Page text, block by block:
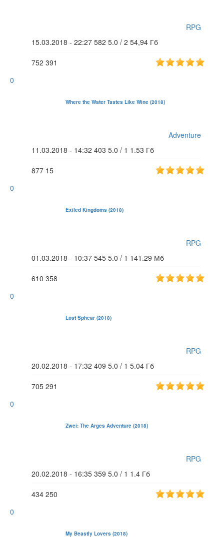
RPG
15.03.2018 - 22:27 582 5.0 / 2 54,94 Гб
752 391
0
Where the Water Tastes Like Wine (2018)
Adventure
11.03.2018 - 14:32 403 5.0 / 1 1.53 Гб
877 15
0
Exiled Kingdoms (2018)
RPG
01.03.2018 - 10:37 545 5.0 / 1 141.29 Мб
610 358
0
Lost Sphear (2018)
RPG
20.02.2018 - 17:32 409 5.0 / 1 5.04 Гб
705 291
0
Zwei: The Arges Adventure (2018)
RPG
20.02.2018 - 16:35 359 5.0 / 1 1.4 Гб
434 250
0
My Beastly Lovers (2018)